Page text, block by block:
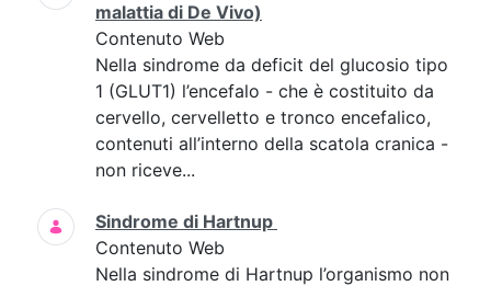
malattia di De Vivo)
Contenuto Web
Nella sindrome da deficit del glucosio tipo
1 (GLUT1) l’encefalo - che è costituito da
cervello, cervelletto e tronco encefalico,
contenuti all’interno della scatola cranica -
non riceve...
Sindrome di Hartnup
Contenuto Web
Nella sindrome di Hartnup l’organismo non